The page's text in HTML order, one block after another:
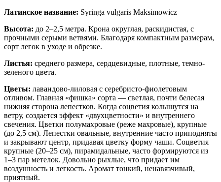
Латинское название: Syringa vulgaris Maksimowicz
Высота: до 2–2,5 метра. Крона округлая, раскидистая, с
прочными серыми ветвями. Благодаря компактным размерам,
сорт легок в уходе и обрезке.
Листья: среднего размера, сердцевидные, плотные, темно-
зеленого цвета.
Цветы: лавандово-лиловая с серебристо-фиолетовым
отливом. Главная «фишка» сорта — светлая, почти белесая
нижняя сторона лепестков. Когда соцветия колышутся на
ветру, создается эффект «двухцветности» и внутреннего
свечения. Цветки полумахровые (реже махровые), крупные
(до 2,5 см). Лепестки овальные, внутренние часто приподняты
и закрывают центр, придавая цветку форму чаши. Соцветия
крупные (20–25 см), пирамидальные, часто формируются из
1–3 пар метелок. Довольно рыхлые, что придает им
воздушность и легкость. Аромат тонкий, ненавязчивый,
приятный.